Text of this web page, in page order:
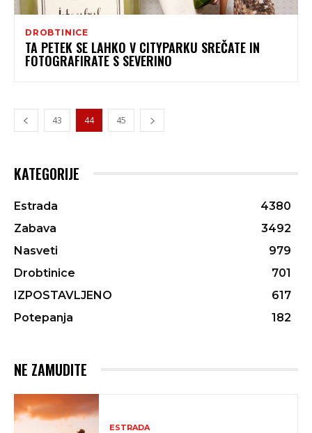
DROBTINICE
TA PETEK SE LAHKO V CITYPARKU SREČATE IN
FOTOGRAFIRATE S SEVERINO
43 44 45
KATEGORIJE
Estrada
4380
Zabava
3492
Nasveti
979
Drobtinice
701
IZPOSTAVLJENO
617
Potepanja
182
NE ZAMUDITE
ESTRADA